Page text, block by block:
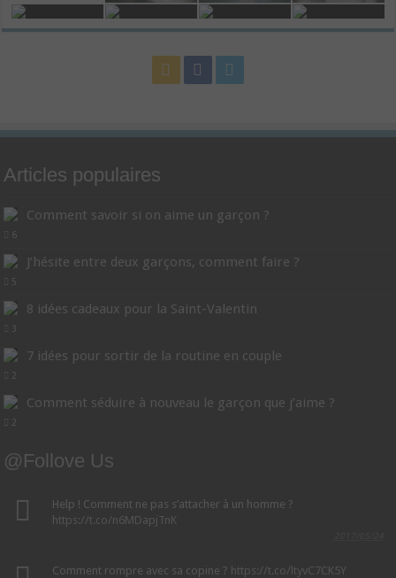
Articles populaires
Comment savoir si on aime un garçon ?
6
J’hésite entre deux garçons, comment faire ?
5
8 idées cadeaux pour la Saint-Valentin
3
7 idées pour sortir de la routine en couple
2
Comment séduire à nouveau le garçon que j’aime ?
2
@Follove Us
Help ! Comment ne pas s’attacher à un homme ?
https://t.co/n6MDapjTnK
Comment rompre avec sa copine ? https://t.co/ltyvC7CK5Y